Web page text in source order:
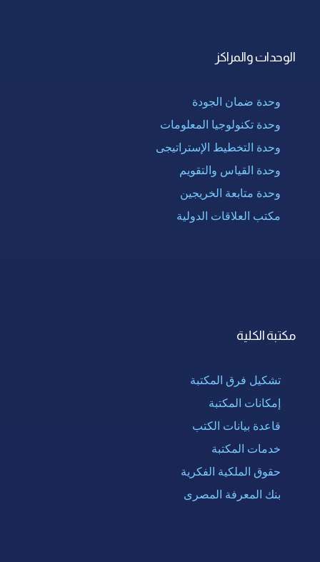
الوحدات والمراكز
وحدة ضمان الجودة
وحدة تكنولوجيا المعلومات
وحدة التخطيط الإستراتيجى
وحدة القياس والتقويم
وحدة متابعة الخريجين
مكتب العلاقات الدولية
مكتبة الكلية
تشكيل فرق المكتبة
إمكانات المكتبة
قاعدة بيانات الكتب
خدمات المكتبة
حقوق الملكية الفكرية
بنك المعرفة المصرى